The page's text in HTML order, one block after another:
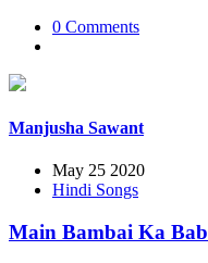
0 Comments
Manjusha Sawant
May 25 2020
Hindi Songs
Main Bambai Ka